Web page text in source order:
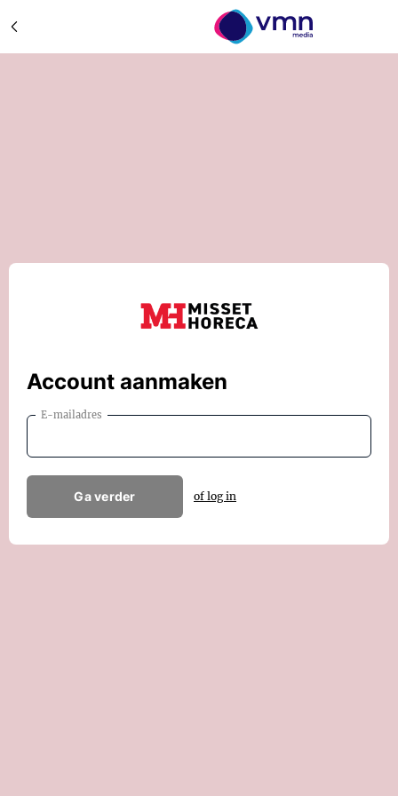
Account aanmaken
E-mailadres
Ga verder of log in